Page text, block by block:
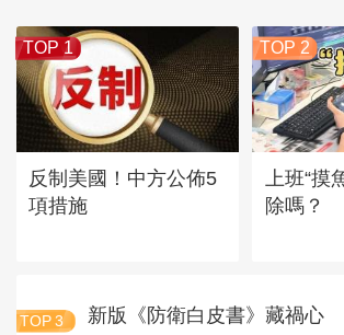
TOP 1
反制美國！中方公佈5
項措施
TOP 2
上班“摸
除嗎？
TOP 3 新版《防衛白皮書》藏禍心